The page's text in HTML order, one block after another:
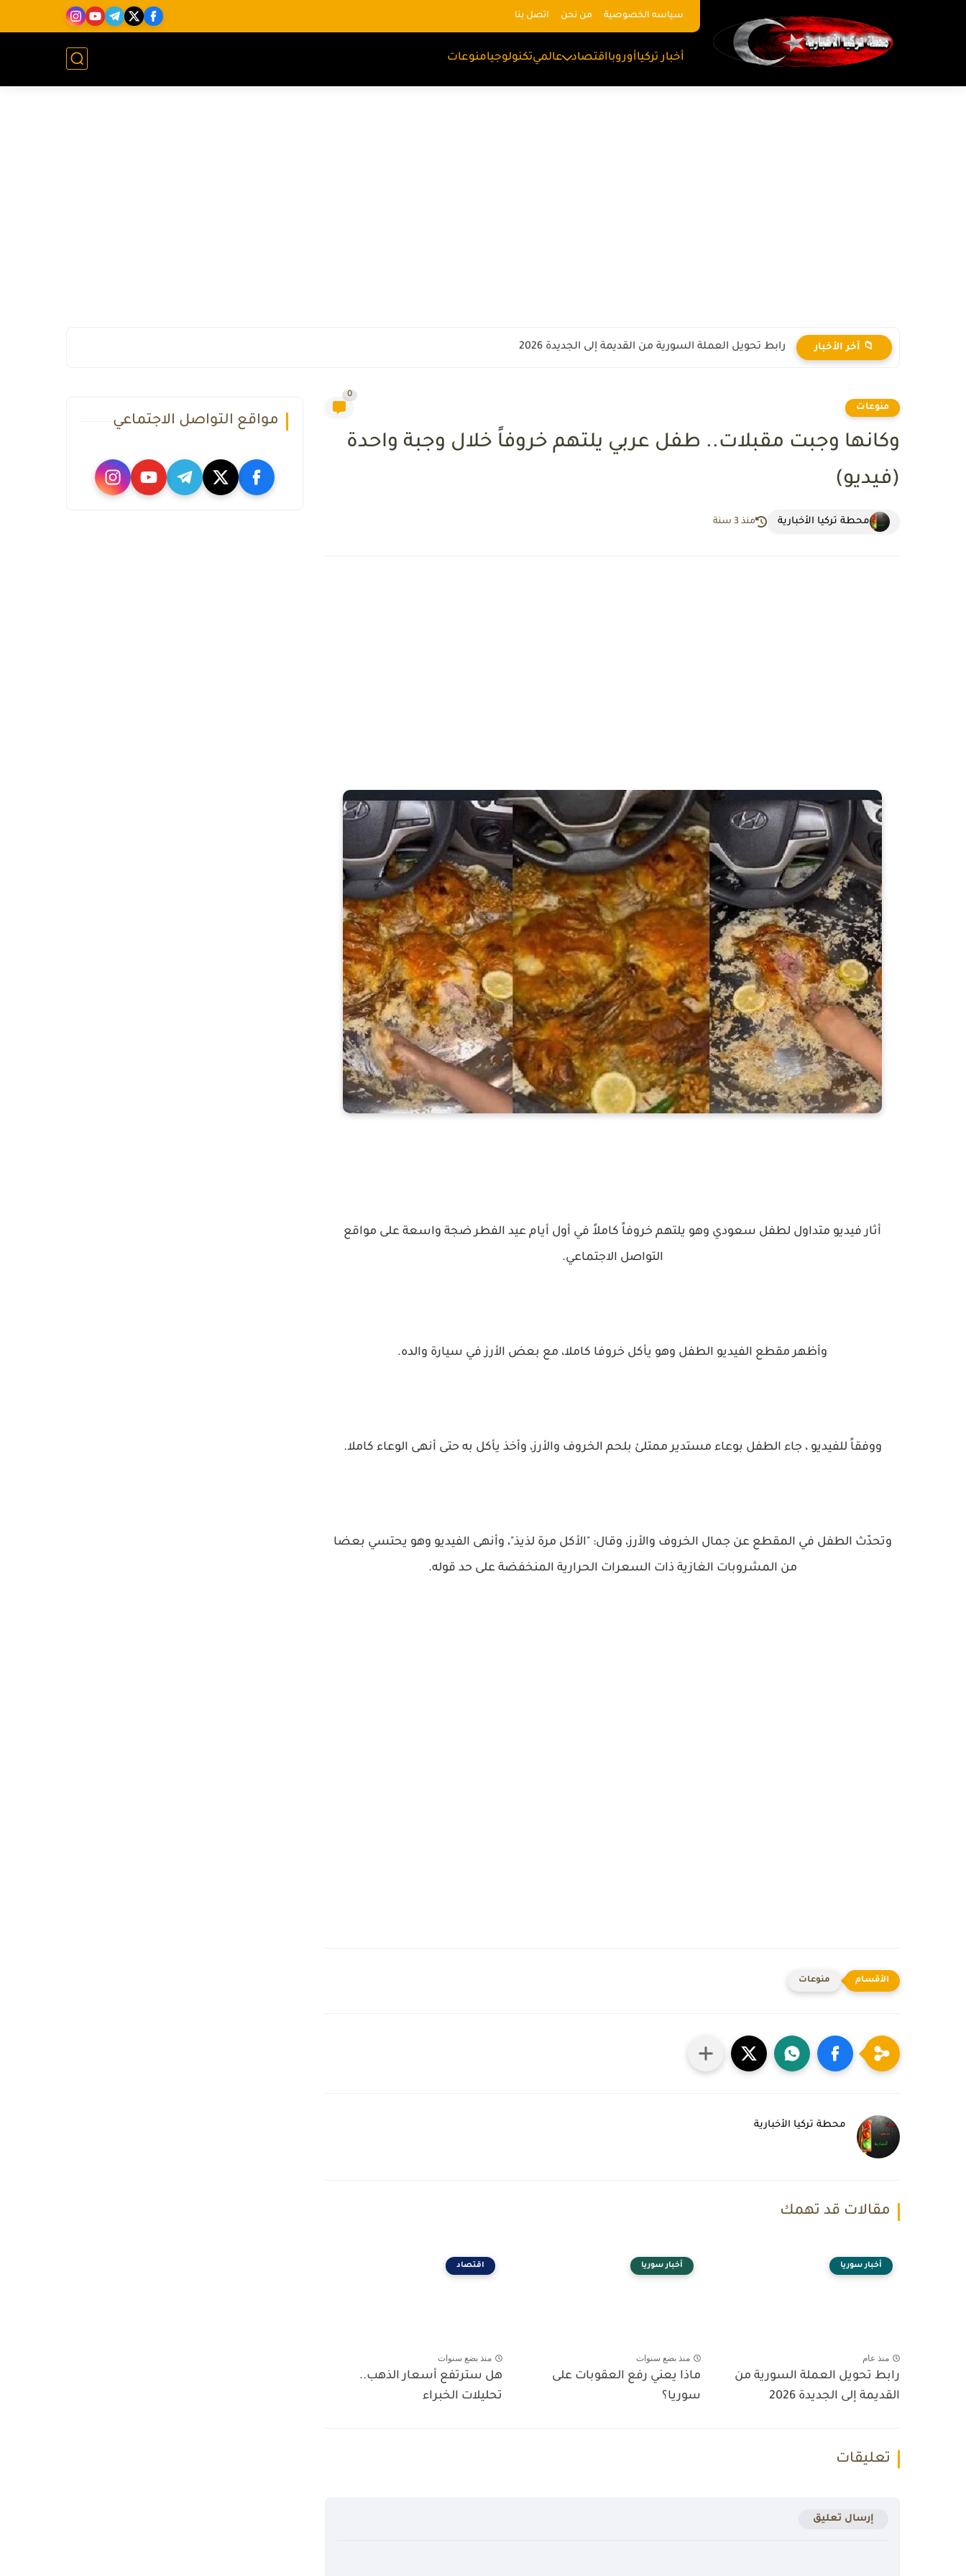
سياسه الخصوصية من نحن اتصل بنا
أخبار تركياأوروبااقتصاد عالميتكنولوجيامنوعات
📁 آخر الأخبار رابط تحويل العملة السورية من القديمة إلى الجديدة 2026
منوعات
0
وكانها وجبت مقبلات.. طفل عربي يلتهم خروفاً خلال وجبة واحدة
(فيديو)
محطة تركيا الأخبارية منذ 3 سنة
أثار فيديو متداول لطفل سعودي وهو يلتهم خروفاً كاملاً في أول أيام عيد الفطر ضجة واسعة على مواقع
التواصل الاجتماعي.
وأظهر مقطع الفيديو الطفل وهو يأكل خروفا كاملا، مع بعض الأرز في سيارة والده.
ووفقاً للفيديو ، جاء الطفل بوعاء مستدير ممتلئ بلحم الخروف والأرز، وأخذ يأكل به حتى أنهى الوعاء كاملا.
وتحدّث الطفل في المقطع عن جمال الخروف والأرز، وقال: "الأكل مرة لذيذ"، وأنهى الفيديو وهو يحتسي بعضا
من المشروبات الغازية ذات السعرات الحرارية المنخفضة على حد قوله.
منوعات
محطة تركيا الأخبارية
مقالات قد تهمك
أخبار سوريا
منذ عام
رابط تحويل العملة السورية من
القديمة إلى الجديدة 2026
أخبار سوريا
منذ بضع سنوات
ماذا يعني رفع العقوبات على
سوريا؟
اقتصاد
منذ بضع سنوات
هل سترتفع أسعار الذهب..
تحليلات الخبراء
تعليقات
إرسال تعليق
مواقع التواصل الاجتماعي